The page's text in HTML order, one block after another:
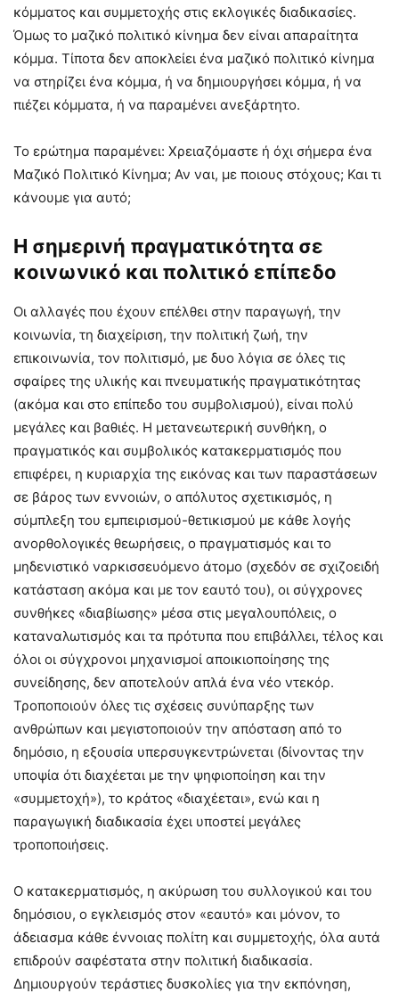
κόμματος και συμμετοχής στις εκλογικές διαδικασίες.
Όμως το μαζικό πολιτικό κίνημα δεν είναι απαραίτητα
κόμμα. Τίποτα δεν αποκλείει ένα μαζικό πολιτικό κίνημα
να στηρίζει ένα κόμμα, ή να δημιουργήσει κόμμα, ή να
πιέζει κόμματα, ή να παραμένει ανεξάρτητο.
Το ερώτημα παραμένει: Χρειαζόμαστε ή όχι σήμερα ένα
Μαζικό Πολιτικό Κίνημα; Αν ναι, με ποιους στόχους; Και τι
κάνουμε για αυτό;
Η σημερινή πραγματικότητα σε
κοινωνικό και πολιτικό επίπεδο
Οι αλλαγές που έχουν επέλθει στην παραγωγή, την
κοινωνία, τη διαχείριση, την πολιτική ζωή, την
επικοινωνία, τον πολιτισμό, με δυο λόγια σε όλες τις
σφαίρες της υλικής και πνευματικής πραγματικότητας
(ακόμα και στο επίπεδο του συμβολισμού), είναι πολύ
μεγάλες και βαθιές. Η μετανεωτερική συνθήκη, ο
πραγματικός και συμβολικός κατακερματισμός που
επιφέρει, η κυριαρχία της εικόνας και των παραστάσεων
σε βάρος των εννοιών, ο απόλυτος σχετικισμός, η
σύμπλεξη του εμπειρισμού-θετικισμού με κάθε λογής
ανορθολογικές θεωρήσεις, ο πραγματισμός και το
μηδενιστικό ναρκισσευόμενο άτομο (σχεδόν σε σχιζοειδή
κατάσταση ακόμα και με τον εαυτό του), οι σύγχρονες
συνθήκες «διαβίωσης» μέσα στις μεγαλουπόλεις, ο
καταναλωτισμός και τα πρότυπα που επιβάλλει, τέλος και
όλοι οι σύγχρονοι μηχανισμοί αποικιοποίησης της
συνείδησης, δεν αποτελούν απλά ένα νέο ντεκόρ.
Τροποποιούν όλες τις σχέσεις συνύπαρξης των
ανθρώπων και μεγιστοποιούν την απόσταση από το
δημόσιο, η εξουσία υπερσυγκεντρώνεται (δίνοντας την
υποψία ότι διαχέεται με την ψηφιοποίηση και την
«συμμετοχή»), το κράτος «διαχέεται», ενώ και η
παραγωγική διαδικασία έχει υποστεί μεγάλες
τροποποιήσεις.
Ο κατακερματισμός, η ακύρωση του συλλογικού και του
δημόσιου, ο εγκλεισμός στον «εαυτό» και μόνον, το
άδειασμα κάθε έννοιας πολίτη και συμμετοχής, όλα αυτά
επιδρούν σαφέστατα στην πολιτική διαδικασία.
Δημιουργούν τεράστιες δυσκολίες για την εκπόνηση,